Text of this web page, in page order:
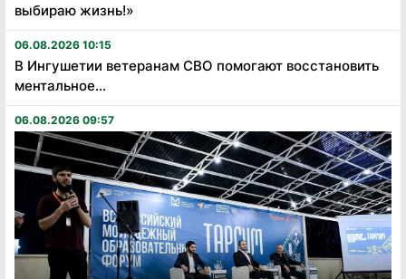
выбираю жизнь!»
06.08.2026 10:15
В Ингушетии ветеранам СВО помогают восстановить
ментальное...
06.08.2026 09:57